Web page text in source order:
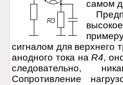
самом
сигналом для верхнего
анодного тока наR4,
следовательно,
Сопротивление